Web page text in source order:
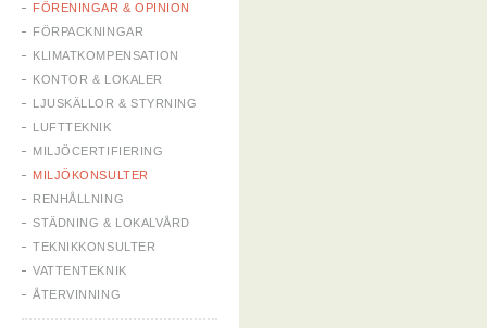
FÖRENINGAR & OPINION
FÖRPACKNINGAR
KLIMATKOMPENSATION
KONTOR & LOKALER
LJUSKÄLLOR & STYRNING
LUFTTEKNIK
MILJÖCERTIFIERING
MILJÖKONSULTER
RENHÅLLNING
STÄDNING & LOKALVÅRD
TEKNIKKONSULTER
VATTENTEKNIK
ÅTERVINNING